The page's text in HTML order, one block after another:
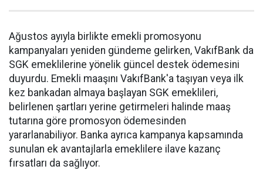
Ağustos ayıyla birlikte emekli promosyonu
kampanyaları yeniden gündeme gelirken, VakıfBank da
SGK emeklilerine yönelik güncel destek ödemesini
duyurdu. Emekli maaşını VakıfBank'a taşıyan veya ilk
kez bankadan almaya başlayan SGK emeklileri,
belirlenen şartları yerine getirmeleri halinde maaş
tutarına göre promosyon ödemesinden
yararlanabiliyor. Banka ayrıca kampanya kapsamında
sunulan ek avantajlarla emeklilere ilave kazanç
fırsatları da sağlıyor.